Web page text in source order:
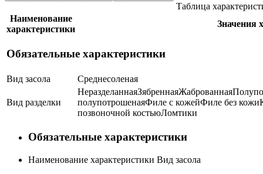
Таблица
Наименование
характеристики
Значения
Обязательные характеристики
Вид засола Среднесоленая
Вид разделки
НеразделаннаяЗябреннаяЖаброванная
полупотрошенаяФиле с кожейФиле без кожи
позвоночной костьюЛомтики
Обязательные характеристики
Наименование характеристики Вид засола